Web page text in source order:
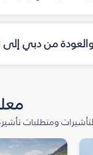
والعودة من دبي
ومتطلبات